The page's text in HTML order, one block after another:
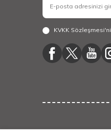
KVKK Sözleşmesi'ni